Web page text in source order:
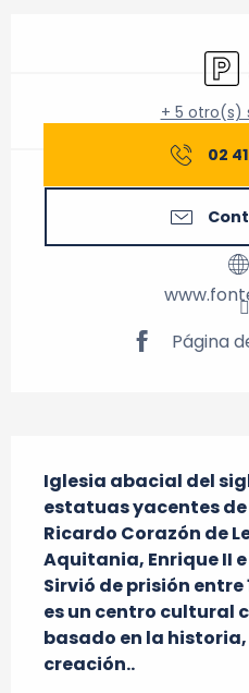
+ 5 otro(s)
02
Página
Iglesia abacial del
estatuas yacentes
Ricardo Corazón de
Aquitania, Enrique II
Sirvió de prisión entre
es un centro cultural
basado en la
creación..